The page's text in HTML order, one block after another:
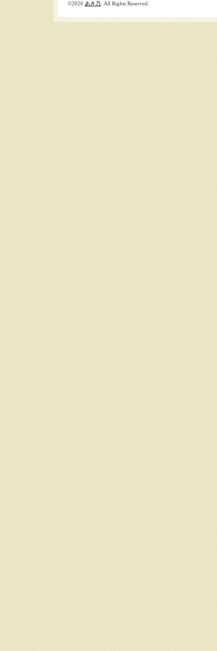
©2026 あき乃 . All Rights Reserved.